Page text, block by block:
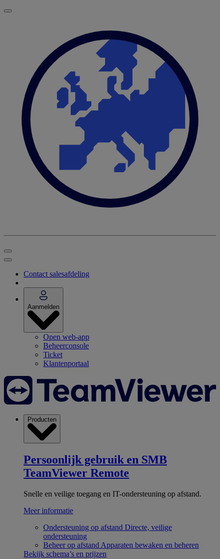
Contact salesafdeling
Aanmelden
Open web-app
Beheerconsole
Ticket
Klantenportaal
Producten
Persoonlijk gebruik en SMB
TeamViewer Remote
Snelle en veilige toegang en IT-ondersteuning op afstand.
Meer informatie
Ondersteuning op afstand Directe, veilige
ondersteuning
Beheer op afstand Apparaten bewaken en beheren
Bekijk schema’s en prijzen